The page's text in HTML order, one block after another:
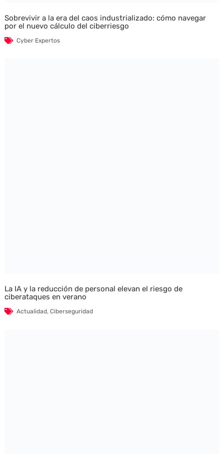
Sobrevivir a la era del caos industrializado: cómo navegar
por el nuevo cálculo del ciberriesgo
Cyber Expertos
La IA y la reducción de personal elevan el riesgo de
ciberataques en verano
Actualidad, Ciberseguridad